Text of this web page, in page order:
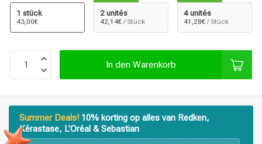
Stylingprodukte
1 stück
43,00€
2 unités
42,14€ / Stück
4 unités
41,28€ / Stück
In den Warenkorb
Summer Deals! 10% korting op alles van Redken,
Kérastase, L’Oréal & Sebastian